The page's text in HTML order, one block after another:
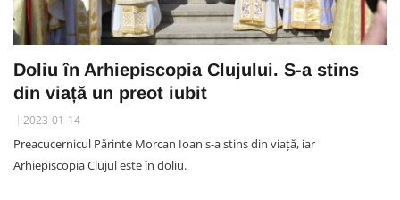
Doliu în Arhiepiscopia Clujului. S-a stins
din viață un preot iubit
2023-01-14
Preacucernicul Părinte Morcan Ioan s-a stins din viață, iar
Arhiepiscopia Clujul este în doliu.